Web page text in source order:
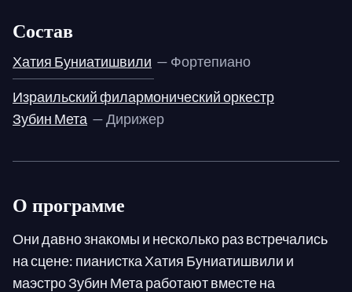
Состав
Хатия Буниатишвили — Фортепиано
Израильский филармонический оркестр
Зубин Мета — Дирижер
О программе
Они давно знакомы и несколько раз встречались
на сцене: пианистка Хатия Буниатишвили и
маэстро Зубин Мета работают вместе на